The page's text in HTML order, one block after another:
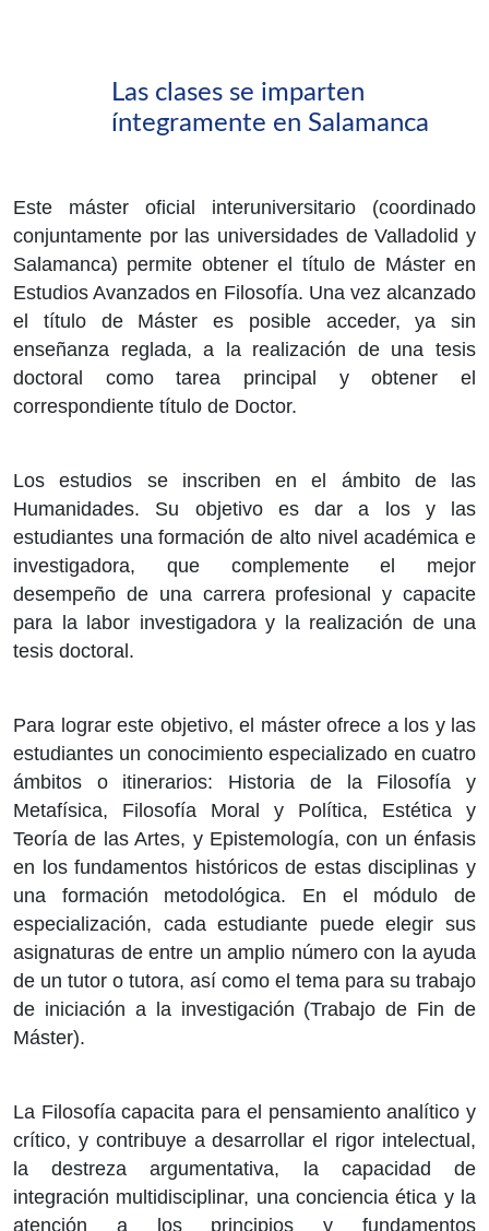
Las clases se imparten
íntegramente en Salamanca
Este máster oficial interuniversitario (coordinado
conjuntamente por las universidades de Valladolid y
Salamanca) permite obtener el título de Máster en
Estudios Avanzados en Filosofía. Una vez alcanzado
el título de Máster es posible acceder, ya sin
enseñanza reglada, a la realización de una tesis
doctoral como tarea principal y obtener el
correspondiente título de Doctor.
Los estudios se inscriben en el ámbito de las
Humanidades. Su objetivo es dar a los y las
estudiantes una formación de alto nivel académica e
investigadora, que complemente el mejor
desempeño de una carrera profesional y capacite
para la labor investigadora y la realización de una
tesis doctoral.
Para lograr este objetivo, el máster ofrece a los y las
estudiantes un conocimiento especializado en cuatro
ámbitos o itinerarios: Historia de la Filosofía y
Metafísica, Filosofía Moral y Política, Estética y
Teoría de las Artes, y Epistemología, con un énfasis
en los fundamentos históricos de estas disciplinas y
una formación metodológica. En el módulo de
especialización, cada estudiante puede elegir sus
asignaturas de entre un amplio número con la ayuda
de un tutor o tutora, así como el tema para su trabajo
de iniciación a la investigación (Trabajo de Fin de
Máster).
La Filosofía capacita para el pensamiento analítico y
crítico, y contribuye a desarrollar el rigor intelectual,
la destreza argumentativa, la capacidad de
integración multidisciplinar, una conciencia ética y la
atención a los principios y fundamentos